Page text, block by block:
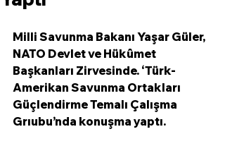
Milli Savunma Bakanı Yaşar Güler,
NATO Devlet ve Hükûmet
Başkanları Zirvesinde. ‘Türk-
Amerikan Savunma Ortakları
Güçlendirme Temalı Çalışma
Grıubu’nda konuşma yaptı.